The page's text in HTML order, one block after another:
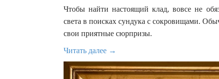
Чтобы найти настоящий клад, вовсе не
света в поисках сундука с сокровищами.
свои приятные сюрпризы.
Читать далее →